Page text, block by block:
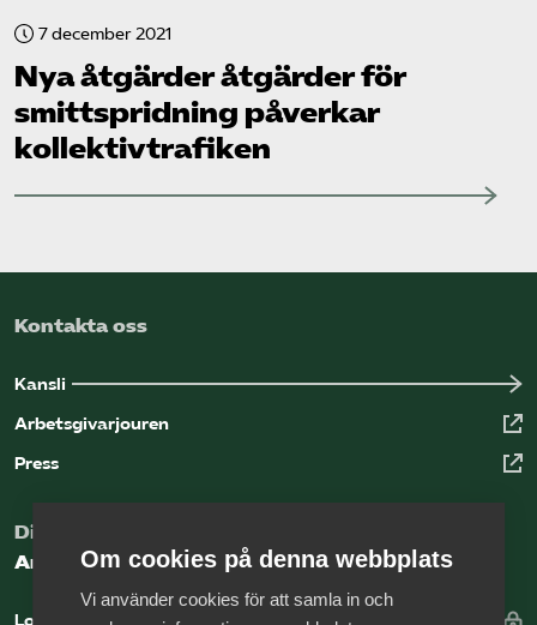
7 december 2021
Nya åtgärder åtgärder för
smittspridning påverkar
kollektiv­trafiken
Kontakta oss
Kansli
Arbetsgivarjouren
Press
Digital kunskapsbank för arbetsgivare
Arbetsgivarguiden
Logga in
Om cookies på denna webbplats
Vi använder cookies för att samla in och